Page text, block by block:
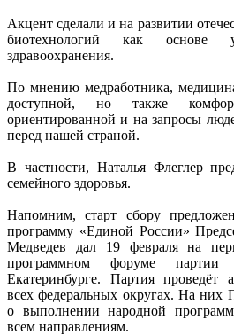
Акцент сделали и на развитии
биотехнологий как основе
здравоохранения.
По мнению медработника,
доступной, но также
ориентированной и на запросы
перед нашей страной.
В частности, Наталья Флеглер
семейного здоровья.
Напомним, старт сбору
программу «Единой России»
Медведев дал 19 февраля на
программном форуме партии
Екатеринбурге. Партия
всех федеральных округах. На них
о выполнении народной
всем направлениям.